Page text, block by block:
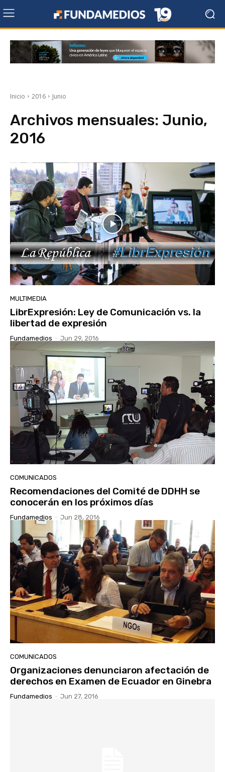
Inicio 2016 Junio
Archivos mensuales: Junio,
2016
MULTIMEDIA
LibrExpresión: Ley de Comunicación vs. la
libertad de expresión
Fundamedios - Jun 29, 2016
COMUNICADOS
Recomendaciones del Comité de DDHH se
conocerán en los próximos días
Fundamedios - Jun 28, 2016
COMUNICADOS
Organizaciones denunciaron afectación de
derechos en Examen de Ecuador en Ginebra
Fundamedios - Jun 27, 2016